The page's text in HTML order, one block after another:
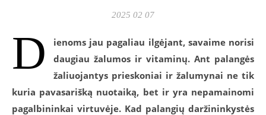
2025 02 07
D
ienoms jau pagaliau ilgėjant, savaime norisi
daugiau žalumos ir vitaminų. Ant palangės
žaliuojantys prieskoniai ir žalumynai ne tik
kuria pavasarišką nuotaiką, bet ir yra nepamainomi
pagalbininkai virtuvėje. Kad palangių daržininkystės